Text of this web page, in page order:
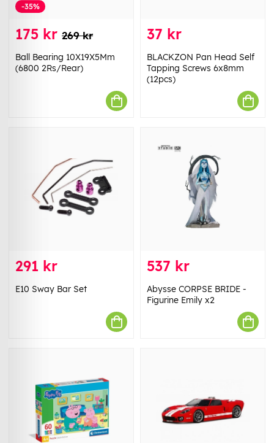
-35%
175 kr 269 kr
Ball Bearing 10X19X5Mm
(6800 2Rs/Rear)
37 kr
BLACKZON Pan Head Self
Tapping Screws 6x8mm
(12pcs)
291 kr
E10 Sway Bar Set
537 kr
Abysse CORPSE BRIDE -
Figurine Emily x2